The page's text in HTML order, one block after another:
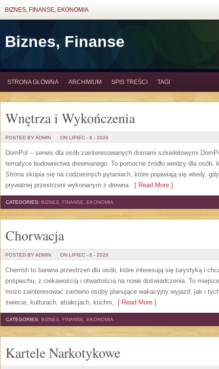
BIZNES, FINANSE, EKONOMIA
Biznes, Finanse
STRONA GŁÓWNA ARCHIWUM SPIS TREŚCI TAGI
Wnętrza i Wykończenia
POSTED BY ADMIN ON LIPIEC - 8 - 2026
DomPol – serwis dla osób zainteresowanych domami szkieletowymi
tematyce budownictwa drewnianego. To pomocne źródło wiedzy dla
Strona skupia się na codziennych pytaniach, które pojawiają się wtedy,
prywatnej przestrzeni wykonanym z drewna. [ Read More ]
CATEGORIES: BIZNES, FINANSE, EKONOMIA
Chorwacja
POSTED BY ADMIN ON LIPIEC - 6 - 2026
Cherrish to barwna przestrzeń dla osób, które interesują się turystyką i
pośpiechu, z ciekawością i otwartością na nowe doświadczenia. To
może zainteresować zarówno osoby planujące wakacyjny wyjazd, jak i
świecie, kulturach, atrakcjach, kuchni, [ Read More ]
CATEGORIES: BIZNES, FINANSE, EKONOMIA
Kartele Narkotykowe